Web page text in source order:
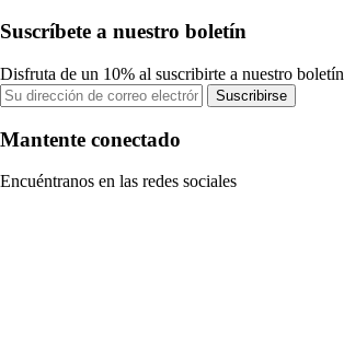
Suscríbete a nuestro boletín
Disfruta de un 10% al suscribirte a nuestro boletín
Suscribirse
Mantente conectado
Encuéntranos en las redes sociales